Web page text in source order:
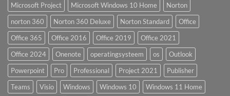
Microsoft Project
Microsoft Windows 10 Home
Norton
norton 360
Norton 360 Deluxe Norton Standard
Office
Office 365
Office 2016 Office 2019
Office 2021
Office 2024
Onenote operatingsysteem os
Outlook
Powerpoint
Pro Professional Project 2021
Publisher
Teams
Visio Windows Windows 10
Windows 11 Home